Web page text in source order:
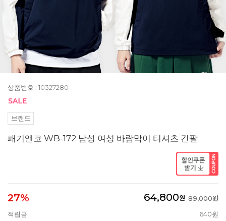
상품번호 : 10327280
브랜드
패기앤코 WB-172 남성 여성 바람막이 티셔츠 긴팔
27% 64,800원 89,000원
적립금
640원